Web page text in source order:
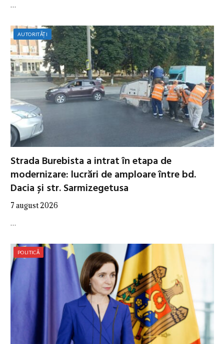
…
AUTORITĂȚI
Strada Burebista a intrat în etapa de
modernizare: lucrări de amploare între bd.
Dacia și str. Sarmizegetusa
7 august 2026
…
POLITICĂ